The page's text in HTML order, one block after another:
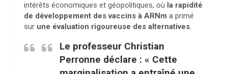
intérêts économiques et géopolitiques, où la rapidité
de développement des vaccins à ARNm a primé
sur une évaluation rigoureuse des alternatives.
Le professeur Christian
Perronne déclare : « Cette